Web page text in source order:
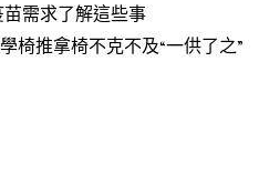
需求了解這些事
椅推拿椅不克不及“一供了之”